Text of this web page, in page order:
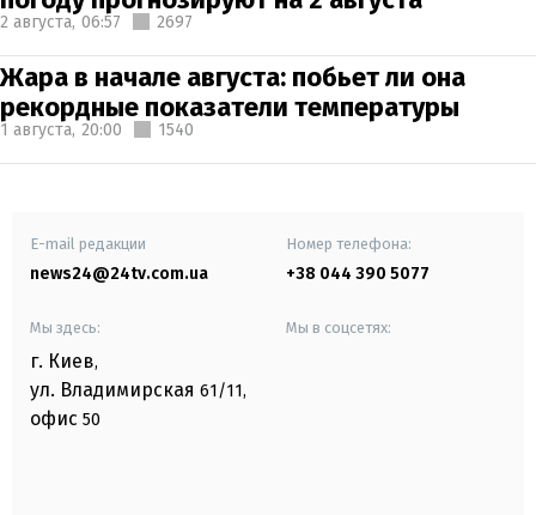
2 августа, 06:57 2697
Жара в начале августа: побьет ли она
рекордные показатели температуры
1 августа, 20:00 1540
E-mail редакции
news24@24tv.com.ua
Номер телефона:
+38 044 390 5077
Мы здесь:
г. Киев,
ул. Владимирская 61/11,
офис 50
Мы в соцсетях: